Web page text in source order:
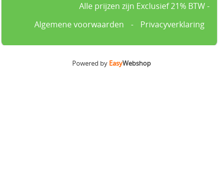
Alle prijzen zijn Exclusief 21% BTW -
Algemene voorwaarden
- Privacyverklaring
Powered by EasyWebshop